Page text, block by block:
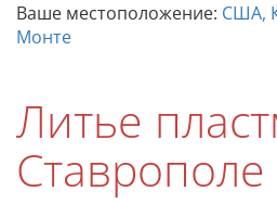
Ваше местоположение: США,
Монте
Литье
Ставрополе